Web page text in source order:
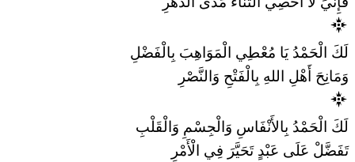
لَكَ الْحَمْدُ يَا مُعْطِي الْمَوَاهِبَ بِالْفَضْلِ
وَمَانِحَ أَهْلِ اللهِ بِالْفَتْحِ وَالنَّصْرِ
لَكَ الْحَمْدُ بِالأَنْفَاسِ وَالْجِسْمِ وَالْقَلْبِ
تَفَضَّلْ عَلَى عَبْدٍ تَحَيَّرَ فِي الْأَمْرِ